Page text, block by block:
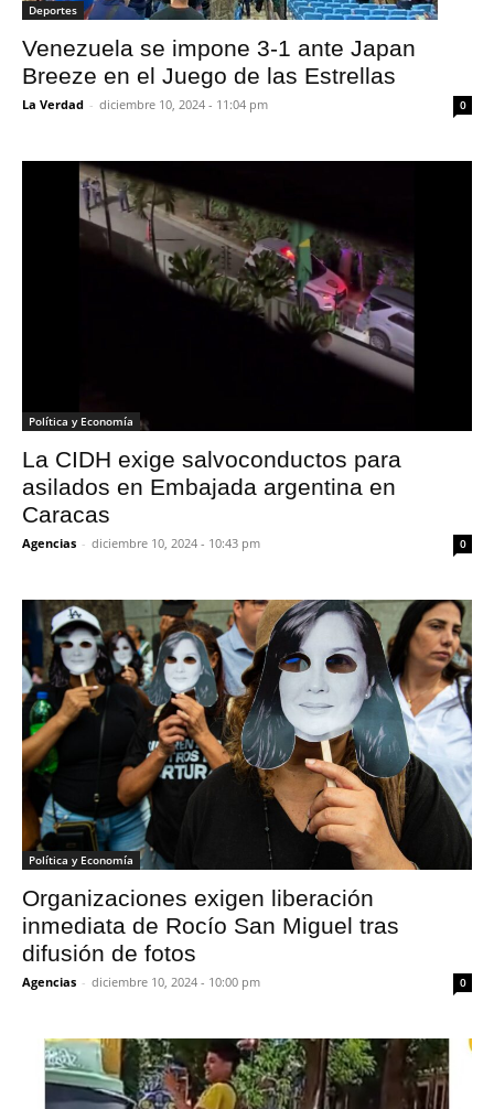
Deportes
Venezuela se impone 3-1 ante Japan
Breeze en el Juego de las Estrellas
La Verdad - diciembre 10, 2024 - 11:04 pm 0
Política y Economía
La CIDH exige salvoconductos para
asilados en Embajada argentina en
Caracas
Agencias - diciembre 10, 2024 - 10:43 pm 0
Política y Economía
Organizaciones exigen liberación
inmediata de Rocío San Miguel tras
difusión de fotos
Agencias - diciembre 10, 2024 - 10:00 pm 0